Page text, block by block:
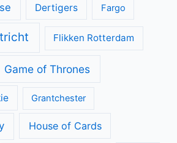
Dertigers Fargo
Flikken Rotterdam
Game of Thrones
Grantchester
House of Cards